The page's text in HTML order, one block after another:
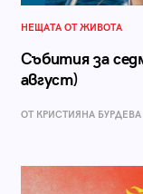
НЕЩАТА ОТ ЖИВОТА
Събития за
август)
ОТ КРИСТИЯНА БУРДЕВА